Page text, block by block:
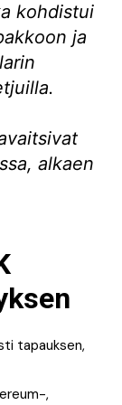
kohdistui
ja
alkaen
tapauksen,
,